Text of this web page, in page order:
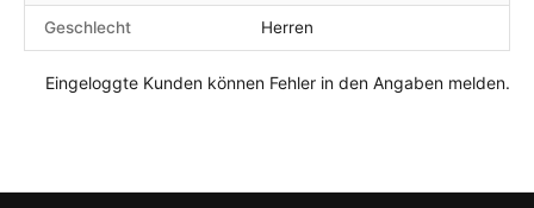
Geschlecht Herren
Eingeloggte Kunden können Fehler in den Angaben melden.